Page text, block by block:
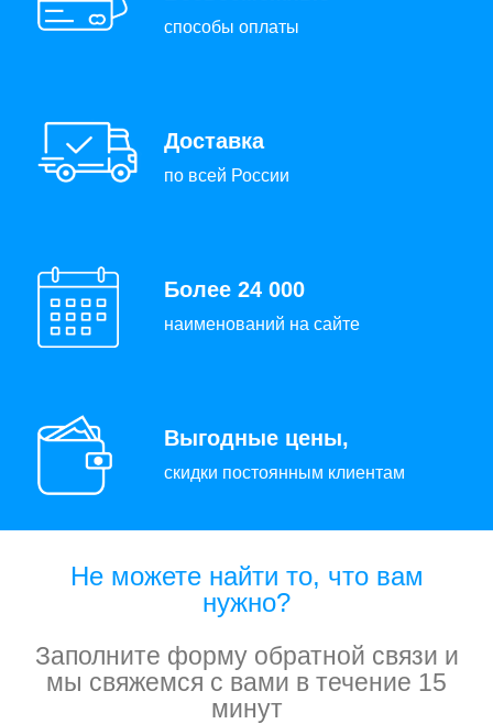
способы оплаты
Доставка
по всей России
Более 24 000
наименований на сайте
Выгодные цены,
скидки постоянным клиентам
Не можете найти то, что вам
нужно?
Заполните форму обратной связи и
мы свяжемся с вами в течение 15
минут